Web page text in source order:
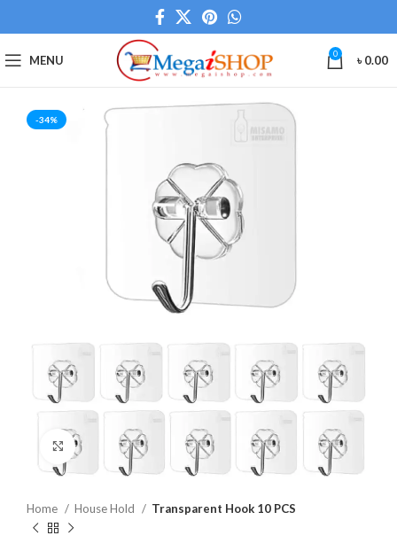
MENU 0 ৳0.00
-34%
Click to enlarge
Home House Hold Transparent Hook 10 PCS